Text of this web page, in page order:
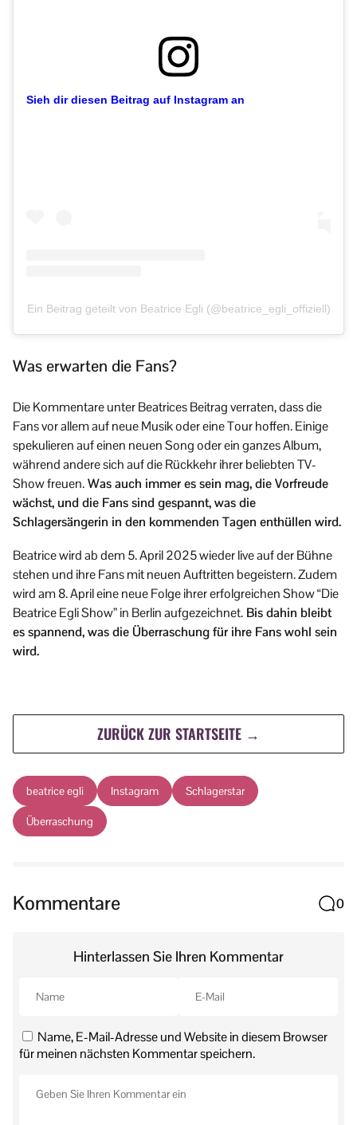
Sieh dir diesen Beitrag auf Instagram an
Ein Beitrag geteilt von Beatrice Egli (@beatrice_egli_offiziell)
Was erwarten die Fans?
Die Kommentare unter Beatrices Beitrag verraten, dass die
Fans vor allem auf neue Musik oder eine Tour hoffen. Einige
spekulieren auf einen neuen Song oder ein ganzes Album,
während andere sich auf die Rückkehr ihrer beliebten TV-
Show freuen.Was auch immer es sein mag, die Vorfreude
wächst, und die Fans sind gespannt, was die
Schlagersängerin in den kommenden Tagen enthüllen wird.
Beatrice wird ab dem 5. April 2025 wieder live auf der Bühne
stehen und ihre Fans mit neuen Auftritten begeistern. Zudem
wird am 8. April eine neue Folge ihrer erfolgreichen Show “Die
Beatrice Egli Show” in Berlin aufgezeichnet. Bis dahin bleibt
es spannend, was die Überraschung für ihre Fans wohl sein
wird.
ZURÜCK ZUR STARTSEITE →
beatrice egli Instagram Schlagerstar
Überraschung
Kommentare 0
Hinterlassen Sie Ihren Kommentar
Name, E-Mail-Adresse und Website in diesem Browser
für meinen nächsten Kommentar speichern.